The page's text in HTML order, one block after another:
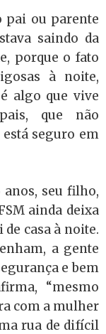
pai ou parente
saindo da
porque o fato
à noite,
algo que vive
que não
seguro em
anos, seu filho,
ainda deixa
casa à noite.
a gente
e bem
“mesmo
com a mulher
rua de difícil